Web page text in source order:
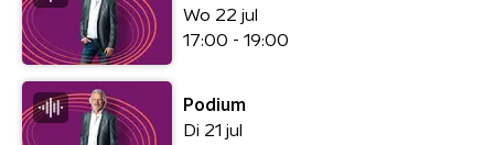
Wo 22 jul
17:00 - 19:00
Podium
Di 21 jul